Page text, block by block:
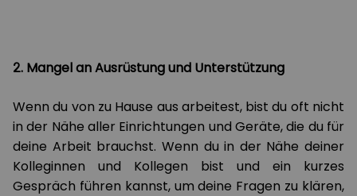
2. Mangel an Ausrüstung und Unterstützung
Wenn du von zu Hause aus arbeitest, bist du oft nicht
in der Nähe aller Einrichtungen und Geräte, die du für
deine Arbeit brauchst. Wenn du in der Nähe deiner
Kolleginnen und Kollegen bist und ein kurzes
Gespräch führen kannst, um deine Fragen zu klären,